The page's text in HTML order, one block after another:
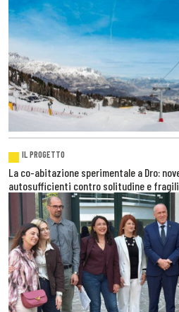
IL PROGETTO
La co-abitazione sperimentale a Dro:
autosufficienti contro solitudine e